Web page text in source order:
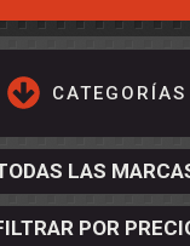
CATEGORÍAS
LAS
POR